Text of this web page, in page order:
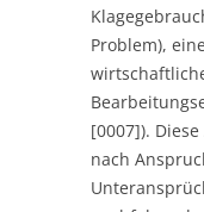
Problem),
[0007]).
nach